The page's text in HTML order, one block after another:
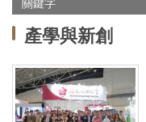
永續專區
淨零碳排
產學與新創